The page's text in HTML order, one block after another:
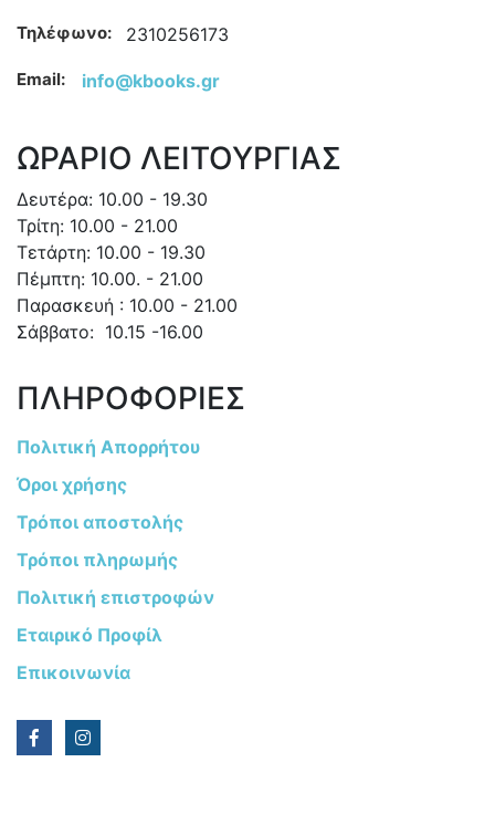
Τηλέφωνο: 2310256173
Email: info@kbooks.gr
ΩΡΑΡΙΟ ΛΕΙΤΟΥΡΓΙΑΣ
Δευτέρα: 10.00 - 19.30
Τρίτη: 10.00 - 21.00
Τετάρτη: 10.00 - 19.30
Πέμπτη: 10.00. - 21.00
Παρασκευή : 10.00 - 21.00
Σάββατο: 10.15 -16.00
ΠΛΗΡΟΦΟΡΙΕΣ
Πολιτική Απορρήτου
Όροι χρήσης
Τρόποι αποστολής
Τρόποι πληρωμής
Πολιτική επιστροφών
Εταιρικό Προφίλ
Επικοινωνία